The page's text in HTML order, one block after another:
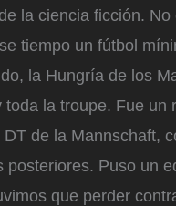
la ciencia ficción.
tiempo un fútbol
la Hungría de los
la troupe. Fue un
de la Mannschaft,
Puso un
que perder